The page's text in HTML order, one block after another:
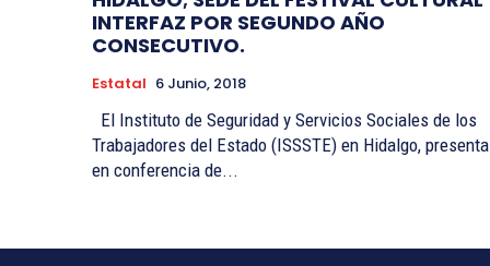
INTERFAZ POR SEGUNDO AÑO
CONSECUTIVO.
Estatal 6 Junio, 2018
Trabajadores del Estado (ISSSTE) en Hidalgo, presenta
en conferencia de...